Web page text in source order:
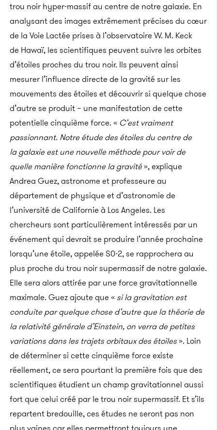
trou noir hyper-massif au centre de notre galaxie. En
analysant des images extrêmement précises du cœur
de la Voie Lactée prises à l’observatoire W. M. Keck
de Hawaï, les scientifiques peuvent suivre les orbites
d’étoiles proches du trou noir. Ils peuvent ainsi
mesurer l’influence directe de la gravité sur les
mouvements des étoiles et découvrir si quelque chose
d’autre se produit – une manifestation de cette
potentielle cinquième force. « C’est vraiment
passionnant. Notre étude des étoiles du centre de
la galaxie est une nouvelle méthode pour voir de
quelle manière fonctionne la gravité», explique
Andrea Guez, astronome et professeure au
département de physique et d’astronomie de
l’université de Californie à Los Angeles. Les
chercheurs sont particulièrement intéressés par un
événement qui devrait se produire l’année prochaine
lorsqu’une étoile, appelée S0-2, se rapprochera au
plus proche du trou noir supermassif de notre galaxie.
Elle sera alors attirée par une force gravitationnelle
maximale. Guez ajoute que « si la gravitation est
conduite par quelque chose d’autre que la théorie de
la relativité générale d’Einstein, on verra de petites
variations dans les trajets orbitaux des étoiles». Loin
de déterminer si cette cinquième force existe
réellement, ce sera pourtant la première fois que des
scientifiques étudient un champ gravitationnel aussi
fort que celui créé par le trou noir supermassif. Et s’ils
repartent bredouille, ces études ne seront pas non